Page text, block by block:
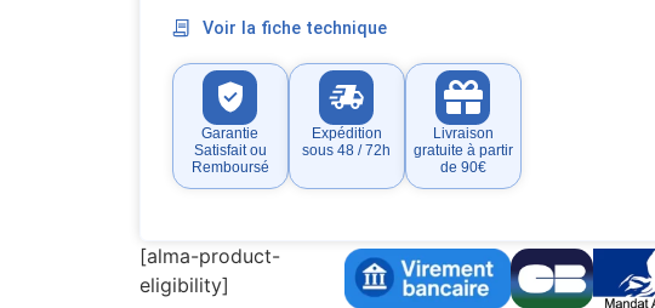
Voir la fiche technique
Garantie
Satisfait ou
Remboursé
Expédition
sous 48 / 72h
Livraison
gratuite à partir
de 90€
[alma-product-
eligibility]